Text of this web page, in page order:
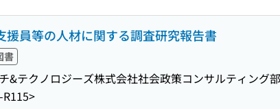
援員等の人材に関する調査研究報告書
書
&テクノロジーズ株式会社社会政策コンサルティング
R115>